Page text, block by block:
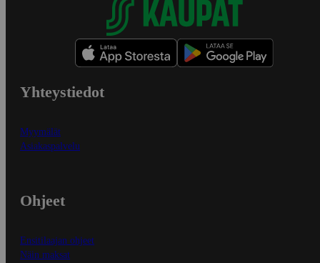
Yhteystiedot
Myymälät
Asiakaspalvelu
Ohjeet
Ensitilaajan ohjeet
Näin maksat